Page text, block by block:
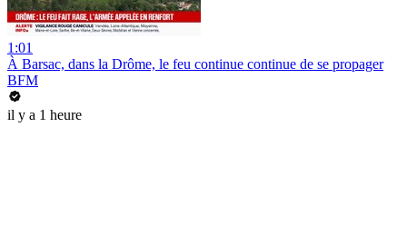
1:01
À Barsac, dans la Drôme, le feu continue continue de se propager
BFM
il y a 1 heure